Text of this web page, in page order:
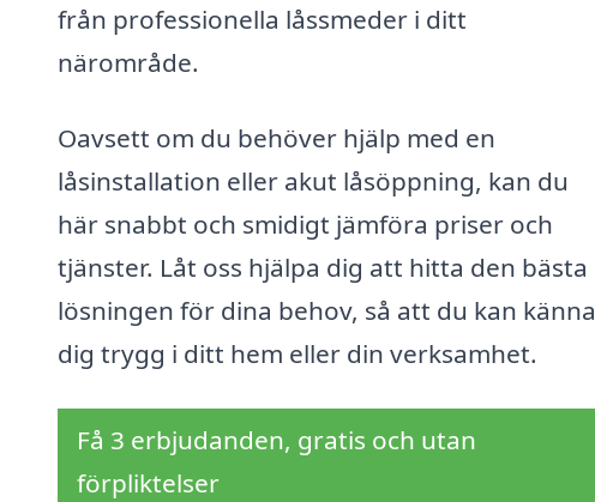
från professionella låssmeder i ditt
närområde.
Oavsett om du behöver hjälp med en
låsinstallation eller akut låsöppning, kan du
här snabbt och smidigt jämföra priser och
tjänster. Låt oss hjälpa dig att hitta den bästa
lösningen för dina behov, så att du kan känna
dig trygg i ditt hem eller din verksamhet.
Få 3 erbjudanden, gratis och utan
förpliktelser